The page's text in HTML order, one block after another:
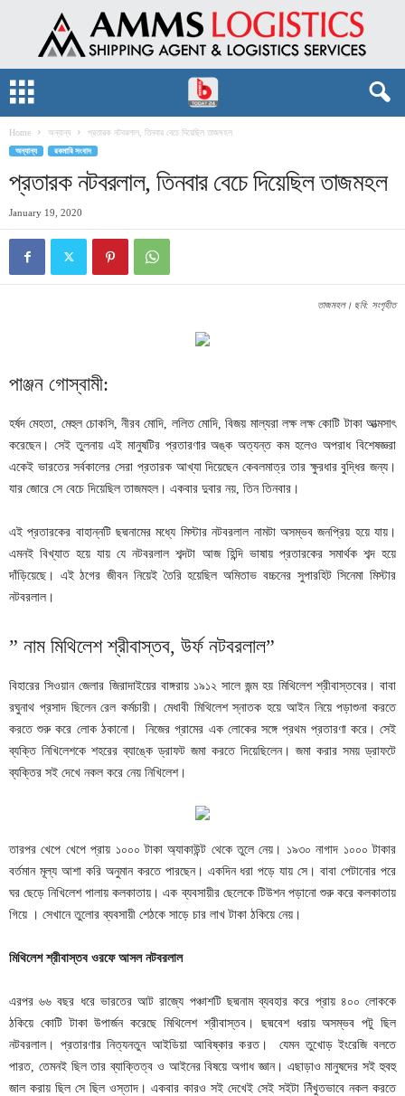
Home অন্যান্য প্রতারক নটবরলাল, তিনবার বেচে দিয়েছিল তাজমহল
অন্যান্য রকমারি সংবাদ
প্রতারক নটবরলাল, তিনবার বেচে দিয়েছিল তাজমহল
January 19, 2020
তাজমহল। ছবি: সংগৃহীত
পাঞ্জন গোস্বামী:
হর্ষদ মেহতা, মেহুল চোকসি, নীরব মোদি, ললিত মোদি, বিজয় মাল্যরা লক্ষ লক্ষ কোটি টাকা আত্মসাৎ
করেছেন। সেই তুলনায় এই মানুষটির প্রতারণার অঙ্ক অত্যন্ত কম হলেও অপরাধ বিশেষজ্ঞরা
একেই ভারতের সর্বকালের সেরা প্রতারক আখ্যা দিয়েছেন কেবলমাত্র তার ক্ষুরধার বুদ্ধির জন্য।
যার জোরে সে বেচে দিয়েছিল তাজমহল। একবার দুবার নয়, তিন তিনবার।
এই প্রতারকের বাহান্নটি ছদ্মনামের মধ্যে মিস্টার নটবরলাল নামটা অসম্ভব জনপ্রিয় হয়ে যায়।
এমনই বিখ্যাত হয়ে যায় যে নটবরলাল শব্দটা আজ হিন্দি ভাষায় প্রতারকের সমার্থক শব্দ হয়ে
দাঁড়িয়েছে। এই ঠগের জীবন নিয়েই তৈরি হয়েছিল অমিতাভ বচ্চনের সুপারহিট সিনেমা মিস্টার
নটবরলাল।
” নাম মিথিলেশ শ্রীবাস্তব, উর্ফ নটবরলাল”
বিহারের সিওয়ান জেলার জিরাদাইয়ের বাঙ্গরায় ১৯১২ সালে জন্ম হয় মিথিলেশ শ্রীবাস্তবের। বাবা
রঘুনাথ প্রসাদ ছিলেন রেল কর্মচারী। মেধাবী মিথিলেশ স্নাতক হয়ে আইন নিয়ে পড়াশুনা করতে
করতে শুরু করে লোক ঠকানো। নিজের গ্রামের এক লোকের সঙ্গে প্রথম প্রতারণা করে। সেই
ব্যক্তি নিখিলেশকে শহরের ব্যাঙ্কে ড্রাফট জমা করতে দিয়েছিলেন। জমা করার সময় ড্রাফটে
ব্যক্তির সই দেখে নকল করে নেয় নিখিলেশ।
তারপর খেপে খেপে প্রায় ১০০০ টাকা অ্যাকাউন্ট থেকে তুলে নেয়। ১৯৩০ নাগাদ ১০০০ টাকার
বর্তমান মূল্য আশা করি অনুমান করতে পারছেন। একদিন ধরা পড়ে যায় সে। বাবা পেটানোর পরে
ঘর ছেড়ে নিখিলেশ পালায় কলকাতায়। এক ব্যবসায়ীর ছেলেকে টিউশন পড়ানো শুরু করে কলকাতায়
গিয়ে । সেখানে তুলোর ব্যবসায়ী শেঠকে সাড়ে চার লাখ টাকা ঠকিয়ে নেয়।
মিথিলেশশ্রীবাস্তব ওরফে আসল নটবরলাল
এরপর ৬৬ বছর ধরে ভারতের আট রাজ্যে পঞ্চাশটি ছদ্মনাম ব্যবহার করে প্রায় ৪০০ লোককে
ঠকিয়ে কোটি টাকা উপার্জন করেছে মিথিলেশ শ্রীবাস্তব। ছদ্মবেশ ধরায় অসম্ভব পটু ছিল
নটবরলাল। প্রতারণার নিত্যনতুন আইডিয়া আবিষ্কার করত। যেমন তুখোড় ইংরেজি বলতে
পারত, তেমনই ছিল তার ব্যাক্তিত্ব ও আইনের বিষয়ে অগাধ জ্ঞান। এছাড়াও মানুষদের সই হুবহু
জাল করায় ছিল সে ছিল ওস্তাদ। একবার কারও সই দেখেই সেই সইটা নিঁখুতভাবে নকল করতে